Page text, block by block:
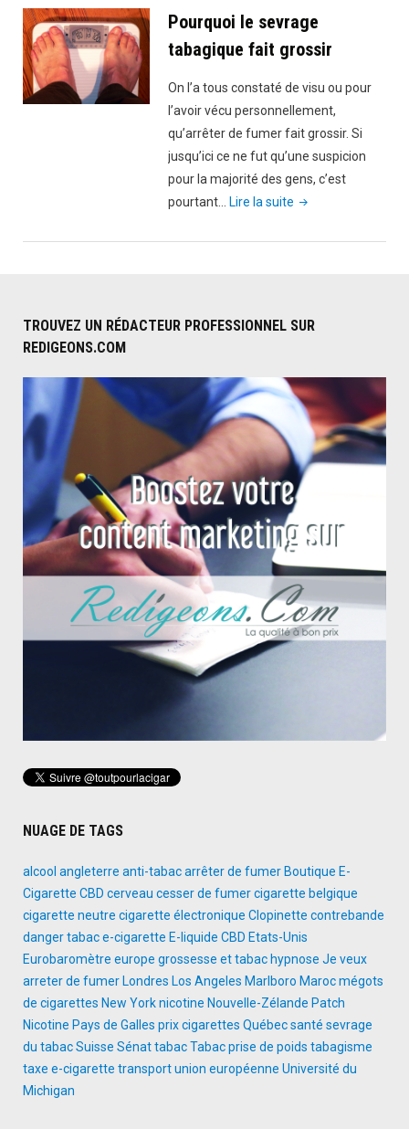
seul
n’est
une
solution"
Pourquoi le sevrage
tabagique fait grossir
On l’a tous constaté de visu ou pour
l’avoir vécu personnellement,
qu’arrêter de fumer fait grossir. Si
jusqu’ici ce ne fut qu’une suspicion
pour la majorité des gens, c’est
pourtant…
Lire la suite "Pourquoi
sevrage
TROUVEZ UN RÉDACTEUR PROFESSIONNEL SUR
REDIGEONS.COM
NUAGE DE TAGS
alcool angleterre anti-tabacarrêter de fumer Boutique E-
Cigarette CBD cerveau cesser de fumercigarette belgique
cigarette neutre cigarette électronique Clopinette contrebande
danger tabace-cigarette E-liquide CBD Etats-Unis
Eurobaromètre europe grossesse et tabac hypnose Je veux
arreter de fumer Londres Los Angeles Marlboro Marocmégots
de cigarettes New Yorknicotine Nouvelle-Zélande Patch
Nicotine Pays de Galles prix cigarettes Québecsanté sevrage
du tabacSuisse SénattabacTabac prise de poids tabagisme
taxe e-cigarette transportunion européenne Université du
Michigan